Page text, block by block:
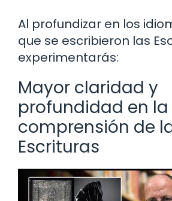
Al profundizar en los
que se escribieron las
experimentarás:
Mayor claridad y
profundidad en la
comprensión de
Escrituras